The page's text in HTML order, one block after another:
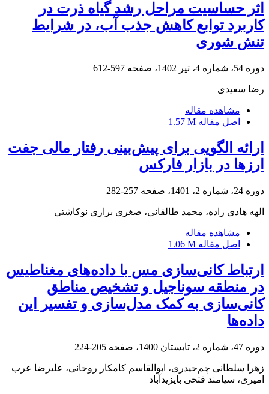
اثر حساسیت مراحل رشد گیاه ذرت در
کاربرد توابع کاهش جذب آب، در شرایط
تنش شوری
دوره 54، شماره 4، تیر 1402، صفحه 597-612
رضا سعیدی
مشاهده مقاله
اصل مقاله 1.57 M
ارائه الگویی برای پیش‌بینی رفتار مالی جفت
ارزها در بازار فارکس
دوره 24، شماره 2، 1401، صفحه 257-282
الهه هادی زاده، محمد طالقانی، صغری براری نوکاشتی
مشاهده مقاله
اصل مقاله 1.06 M
ارتباط کانی‌سازی مس با داده‌های مغناطیس
در منطقه سوناجیل و تشخیص مناطق
کانی‌سازی به کمک مدل‌سازی و تفسیر این
داده‌ها
دوره 47، شماره 2، تابستان 1400، صفحه 205-224
زهرا سلطانی چم‌حیدری، ابوالقاسم کامکار روحانی، علیرضا عرب
‌امیری، سیامند فتحی بایزیدآباد